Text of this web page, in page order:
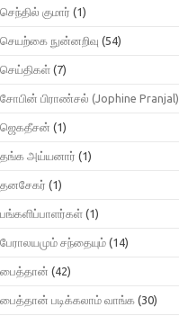
செந்தில் குமார் (1)
செயற்கை நுன்னறிவு (54)
செய்திகள் (7)
சோபின் பிராண்சல் (Jophine Pranjal)
ஜெகதீசன் (1)
தங்க அய்யனார் (1)
தனசேகர் (1)
பங்களிப்பாளர்கள் (1)
பேராலயமும் சந்தையும் (14)
பைத்தான் (42)
பைத்தான் படிக்கலாம் வாங்க (30)